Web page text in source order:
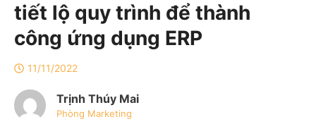
tiết lộ quy trình để thành
công ứng dụng ERP
11/11/2022
Trịnh Thúy Mai
Phòng Marketing